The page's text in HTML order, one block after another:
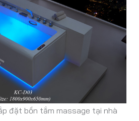
đặt bồn tắm massage tại nhà